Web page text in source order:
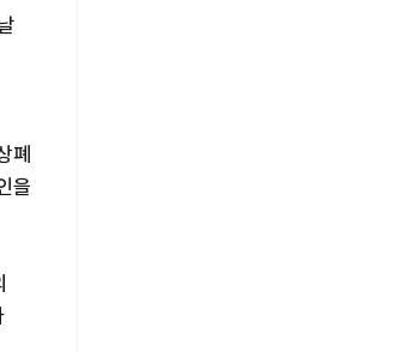
폐
을